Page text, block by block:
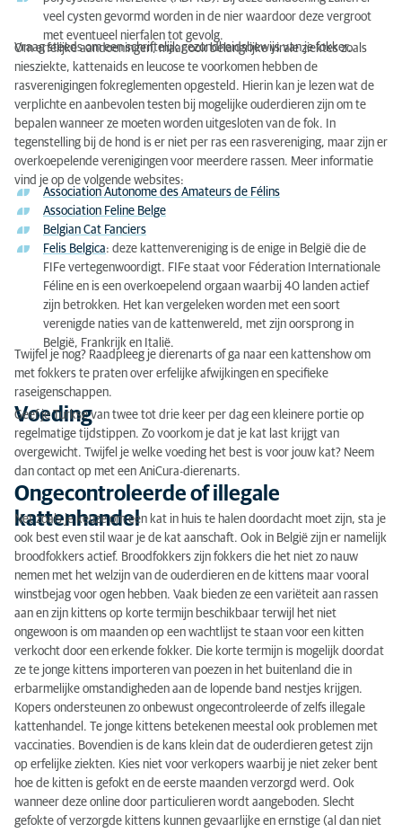
veel cysten gevormd worden in de nier waardoor deze vergroot
met eventueel nierfalen tot gevolg.
Vraag steeds om een schriftelijk gezondheidsbewijs van je fokker.
Om erfelijke aandoeningen, maar ook belangrijke virale ziektes zoals
niesziekte, kattenaids en leucose te voorkomen hebben de
rasverenigingen fokreglementen opgesteld. Hierin kan je lezen wat de
verplichte en aanbevolen testen bij mogelijke ouderdieren zijn om te
bepalen wanneer ze moeten worden uitgesloten van de fok. In
tegenstelling bij de hond is er niet per ras een rasvereniging, maar zijn er
overkoepelende verenigingen voor meerdere rassen. Meer informatie
vind je op de volgende websites:
Association Autonome des Amateurs de Félins
Association Feline Belge
Belgian Cat Fanciers
Felis Belgica: deze kattenvereniging is de enige in België die de
FIFe vertegenwoordigt. FIFe staat voor Féderation Internationale
Féline en is een overkoepelend orgaan waarbij 40 landen actief
zijn betrokken. Het kan vergeleken worden met een soort
verenigde naties van de kattenwereld, met zijn oorsprong in
België, Frankrijk en Italië.
Twijfel je nog? Raadpleeg je dierenarts of ga naar een kattenshow om
met fokkers te praten over erfelijke afwijkingen en specifieke
raseigenschappen.
Voeding
Geef je Turkse van twee tot drie keer per dag een kleinere portie op
regelmatige tijdstippen. Zo voorkom je dat je kat last krijgt van
overgewicht. Twijfel je welke voeding het best is voor jouw kat? Neem
dan contact op met een AniCura-dierenarts.
Ongecontroleerde of illegale
kattenhandel
Net zoals je keuze om een kat in huis te halen doordacht moet zijn, sta je
ook best even stil waar je de kat aanschaft. Ook in België zijn er namelijk
broodfokkers actief. Broodfokkers zijn fokkers die het niet zo nauw
nemen met het welzijn van de ouderdieren en de kittens maar vooral
winstbejag voor ogen hebben. Vaak bieden ze een variëteit aan rassen
aan en zijn kittens op korte termijn beschikbaar terwijl het niet
ongewoon is om maanden op een wachtlijst te staan voor een kitten
verkocht door een erkende fokker. Die korte termijn is mogelijk doordat
ze te jonge kittens importeren van poezen in het buitenland die in
erbarmelijke omstandigheden aan de lopende band nestjes krijgen.
Kopers ondersteunen zo onbewust ongecontroleerde of zelfs illegale
kattenhandel. Te jonge kittens betekenen meestal ook problemen met
vaccinaties. Bovendien is de kans klein dat de ouderdieren getest zijn
op erfelijke ziekten. Kies niet voor verkopers waarbij je niet zeker bent
hoe de kitten is gefokt en de eerste maanden verzorgd werd. Ook
wanneer deze online door particulieren wordt aangeboden. Slecht
gefokte of verzorgde kittens kunnen gevaarlijke en ernstige (al dan niet